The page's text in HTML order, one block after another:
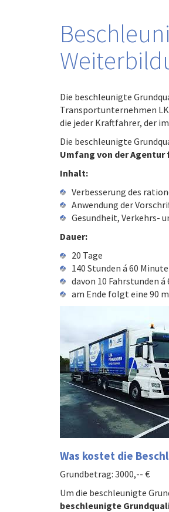
Die beschleunigte
Transportunternehmen
die jeder Kraftfahrer, der
Die beschleunigte
Umfang von der
Inhalt:
Verbesserung des
Anwendung der
Gesundheit, Verkehrs-
Dauer:
20 Tage
140 Stunden á 60
davon 10 Fahrstunden á
am Ende folgt eine 90
Was kostet die
Grundbetrag: 3000,-- €
Um die beschleunigte
beschleunigte